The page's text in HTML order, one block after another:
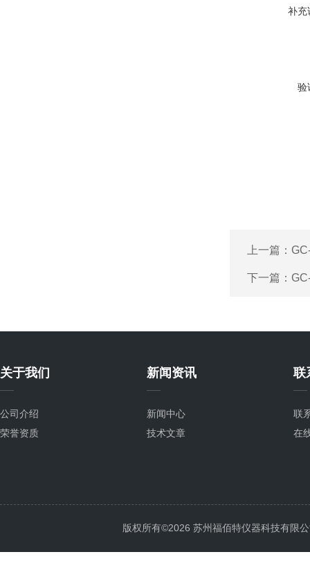
补充
验
上一篇：
下一篇：
关于我们
公司介绍
荣誉资质
新闻资讯
新闻中心
技术文章
联
联
在
版权所有©2026 苏州福佰特仪器科技有限